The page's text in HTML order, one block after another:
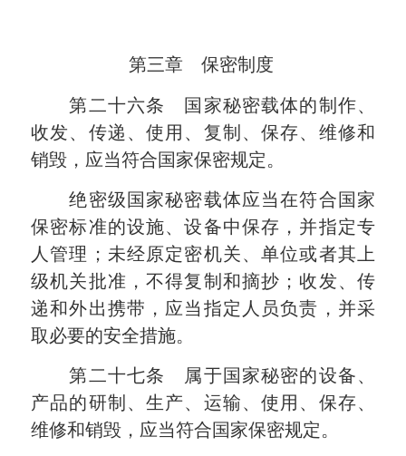
第三章 保密制度
第二十六条 国家秘密载体的制作、
收发、传递、使用、复制、保存、维修和
销毁，应当符合国家保密规定。
绝密级国家秘密载体应当在符合国家
保密标准的设施、设备中保存，并指定专
人管理；未经原定密机关、单位或者其上
级机关批准，不得复制和摘抄；收发、传
递和外出携带，应当指定人员负责，并采
取必要的安全措施。
第二十七条 属于国家秘密的设备、
产品的研制、生产、运输、使用、保存、
维修和销毁，应当符合国家保密规定。